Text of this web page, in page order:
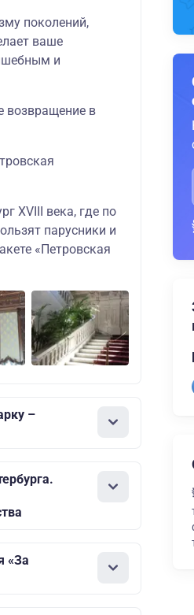
поколений,
ваше
и
возвращение в
XVIII века, где по
парусники и
«Петровская
–
«За